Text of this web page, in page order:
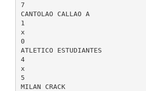
7
CANTOLAO CALLAO A
1
x
0
ATLETICO ESTUDIANTES
4
x
5
MILAN CRACK